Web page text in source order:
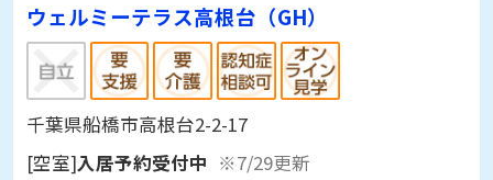
ウェルミーテラス高根台（GH）
千葉県船橋市高根台2-2-17
[空室]入居予約受付中 ※7/29更新